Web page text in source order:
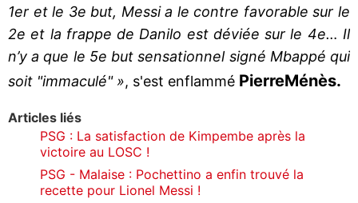
1er et le 3e but, Messi a le contre favorable sur le
2e et la frappe de Danilo est déviée sur le 4e… Il
n’y a que le 5e but sensationnel signé Mbappé qui
soit "immaculé" », s'est enflammé PierreMénès.
Articles liés
PSG : La satisfaction de Kimpembe après la
victoire au LOSC !
PSG - Malaise : Pochettino a enfin trouvé la
recette pour Lionel Messi !